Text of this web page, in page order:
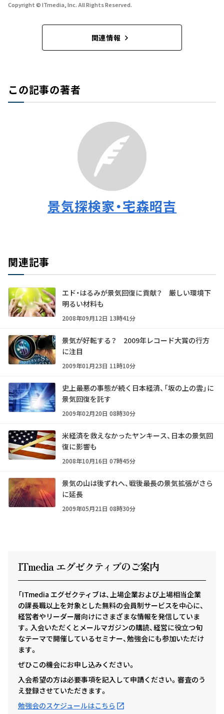
Copyright © ITmedia, Inc. All Rights Reserved.
関連情報
この記事の著者
景気探検家・宅森昭吉
関連記事
エド・はるみが景気回復に貢献？ 厳しい環境下
明るい材料も
2008年09月12日 13時41分
景気が好転する？ 2009年レコード大賞の行方
に注目
2009年01月23日 11時10分
史上最悪の事態が続く日本経済、「坂の上の雲」に
景気回復を託す
2009年02月20日 08時30分
米経済を救えなかったヤンキース、日本の景気回
復に影響も
2008年10月16日 07時45分
景気の山は後ずれへ、戦後最長の景気拡張がさら
に延長
2009年05月21日 08時30分
ITmedia エグゼクティ ブのご案内
「ITmedia エグゼクティブは、上場企業および上場相当企業
の課長職以上を対象とした無料の会員制サービスを中心に、
経営者やリーダー層向けにさまざまな情報を発信していま
す。入会いただくとメールマガジンの購読、経営に役立つ旬
なテーマで開催しているセミナー、勉強会にも参加いただけ
ます。
ぜひこの機会にお申し込みください。
入会希望の方は必要事項を記入して申請ください。審査のう
え登録させていただきます。
勉強会のスケジュールはこちら